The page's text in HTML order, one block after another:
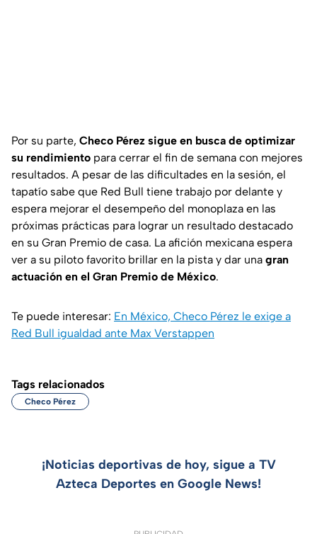
Por su parte, Checo Pérez sigue en busca de optimizar
su rendimiento para cerrar el fin de semana con mejores
resultados. A pesar de las dificultades en la sesión, el
tapatío sabe que Red Bull tiene trabajo por delante y
espera mejorar el desempeño del monoplaza en las
próximas prácticas para lograr un resultado destacado
en su Gran Premio de casa. La afición mexicana espera
ver a su piloto favorito brillar en la pista y dar una gran
actuación en el Gran Premio de México.
Te puede interesar: En México, Checo Pérez le exige a
Red Bull igualdad ante Max Verstappen
Tags relacionados
Checo Pérez
¡Noticias deportivas de hoy, sigue a TV
Azteca Deportes en Google News!